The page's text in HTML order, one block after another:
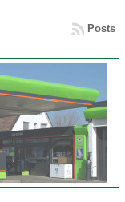
Posts